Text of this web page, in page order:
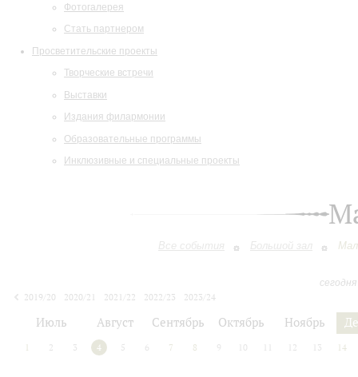
Фотогалерея
Стать партнером
Просветительские проекты
Творческие встречи
Выставки
Издания филармонии
Образовательные программы
Инклюзивные и специальные проекты
Все события Большой зал
2019/20
2020/21 2021/22 2022/23
2023/24
Июль Август Сентябрь Октябрь Ноябрь
1 2 3 4 5 6 7 8 9 10 12 13 14